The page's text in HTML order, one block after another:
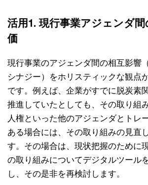
活用1. 現行事業アジェンダ
価
現行事業のアジェンダ間の相互影響
シナジー）をホリスティックな観点
です。例えば、企業がすでに脱炭素
推進していたとしても、その取り組
人権といった他のアジェンダとトレ
ある場合には、その取り組みの見直
す。その場合は、現状把握のために
の取り組みについてデジタルツール
し、その是非を再検討します。